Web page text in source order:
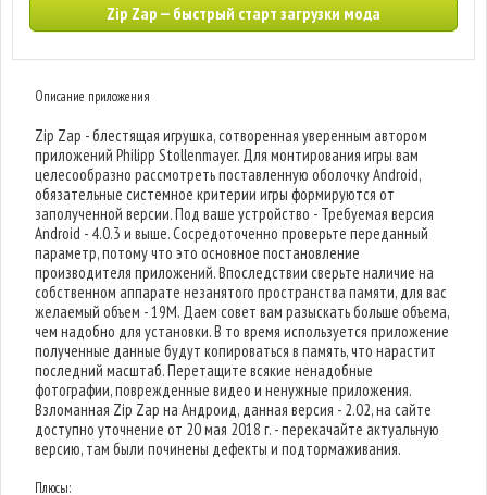
Zip Zap — быстрый старт загрузки мода
Описание приложения
Zip Zap - блестящая игрушка, сотворенная уверенным автором
приложений Philipp Stollenmayer. Для монтирования игры вам
целесообразно рассмотреть поставленную оболочку Android,
обязательные системное критерии игры формируются от
заполученной версии. Под ваше устройство - Требуемая версия
Android - 4.0.3 и выше. Сосредоточенно проверьте переданный
параметр, потому что это основное постановление
производителя приложений. Впоследствии сверьте наличие на
собственном аппарате незанятого пространства памяти, для вас
желаемый объем - 19M. Даем совет вам разыскать больше объема,
чем надобно для установки. В то время используется приложение
полученные данные будут копироваться в память, что нарастит
последний масштаб. Перетащите всякие ненадобные
фотографии, поврежденные видео и ненужные приложения.
Взломанная Zip Zap на Андроид, данная версия - 2.02, на сайте
доступно уточнение от 20 мая 2018 г. - перекачайте актуальную
версию, там были починены дефекты и подтормаживания.
Плюсы: